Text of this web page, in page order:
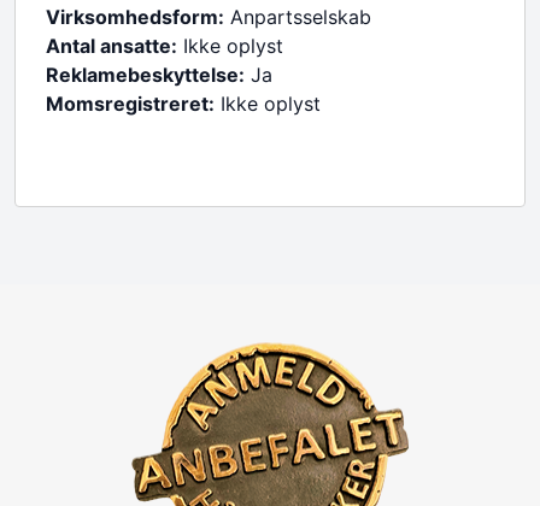
Virksomhedsform: Anpartsselskab
Antal ansatte: Ikke oplyst
Reklamebeskyttelse: Ja
Momsregistreret: Ikke oplyst